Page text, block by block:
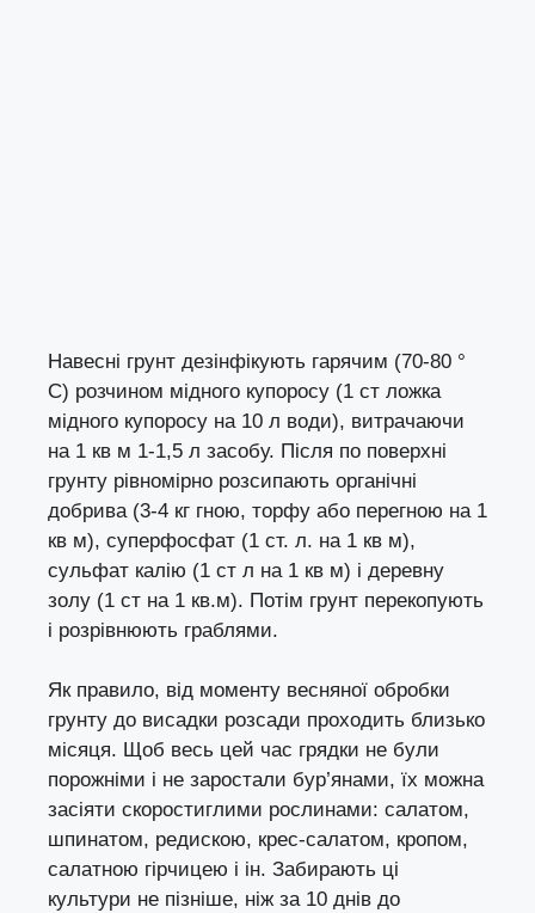
Навесні грунт дезінфікують гарячим (70-80 °
С) розчином мідного купоросу (1 ст ложка
мідного купоросу на 10 л води), витрачаючи
на 1 кв м 1-1,5 л засобу. Після по поверхні
грунту рівномірно розсипають органічні
добрива (3-4 кг гною, торфу або перегною на 1
кв м), суперфосфат (1 ст. л. на 1 кв м),
сульфат калію (1 ст л на 1 кв м) і деревну
золу (1 ст на 1 кв.м). Потім грунт перекопують
і розрівнюють граблями.
Як правило, від моменту весняної обробки
грунту до висадки розсади проходить близько
місяця. Щоб весь цей час грядки не були
порожніми і не заростали бур’янами, їх можна
засіяти скоростиглими рослинами: салатом,
шпинатом, редискою, крес-салатом, кропом,
салатною гірчицею і ін. Забирають ці
культури не пізніше, ніж за 10 днів до